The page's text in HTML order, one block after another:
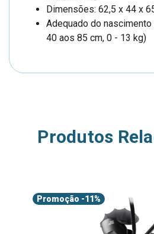
Dimensões: 62,5 x 44 x
Adequado do
40 aos 85 cm, 0 - 13 kg)
Produtos
Promoção -11%